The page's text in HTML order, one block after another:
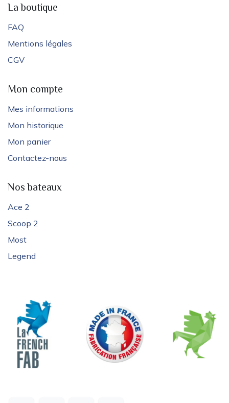
La boutique
FAQ
Mentions légales
CGV
Mon compte
Mes informations
Mon historique
Mon panier
Contactez-nous
Nos bateaux
Ace 2
Scoop 2
Most
Legend